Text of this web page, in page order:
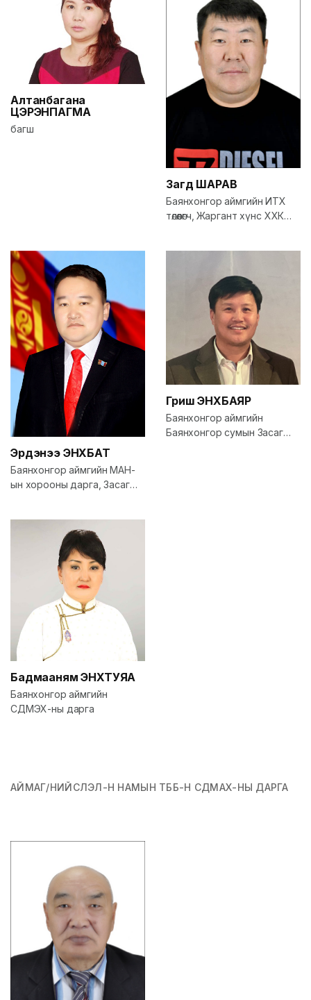
Алтанбагана
ЦЭРЭНПАГМА
багш
Загд ШАРАВ
Баянхонгор аймгийн ИТХ
төлөөлөгч, Жаргант хүнс ХХК
Эрдэнээ ЭНХБАТ
Баянхонгор аймгийн МАН-
ын хорооны дарга, Засаг
Гриш ЭНХБАЯР
Баянхонгор аймгийн
Баянхонгор сумын Засаг
Бадмааням ЭНХТУЯА
Баянхонгор аймгийн
СДМЭХ-ны дарга
АЙМАГ/НИЙСЛЭЛ-Н НАМЫН ТББ-Н СДМАХ-НЫ ДАРГА